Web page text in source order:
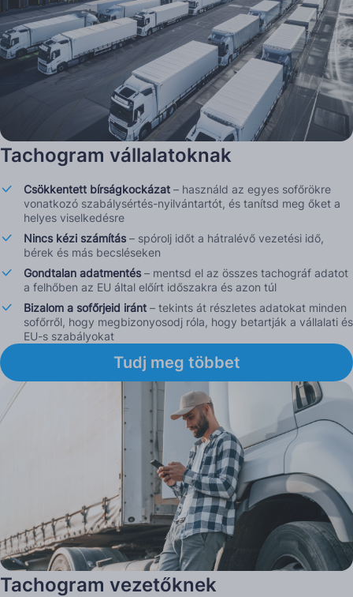
Tachogram vállalatoknak
Csökkentett bírságkockázat – használd az egyes sofőrökre
vonatkozó szabálysértés-nyilvántartót, és tanítsd meg őket a
helyes viselkedésre
Nincs kézi számítás – spórolj időt a hátralévő vezetési idő,
bérek és más becsléseken
Gondtalan adatmentés – mentsd el az összes tachográf adatot
a felhőben az EU által előírt időszakra és azon túl
Bizalom a sofőrjeid iránt – tekints át részletes adatokat minden
sofőrről, hogy megbizonyosodj róla, hogy betartják a vállalati és
EU-s szabályokat
Tudj meg többet
Tachogram vezetőknek